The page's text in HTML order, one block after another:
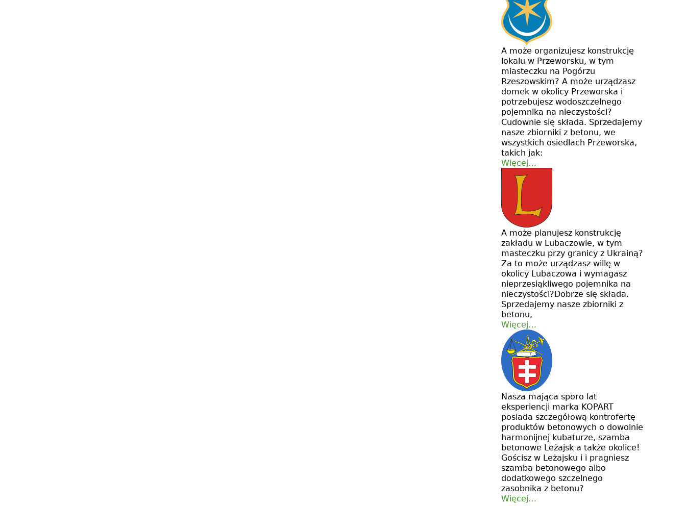
A może organizujesz konstrukcję
lokalu w Przeworsku, w tym
miasteczku na Pogórzu
Rzeszowskim? A może urządzasz
domek w okolicy Przeworska i
potrzebujesz wodoszczelnego
pojemnika na nieczystości?
Cudownie się składa. Sprzedajemy
nasze zbiorniki z betonu, we
wszystkich osiedlach Przeworska,
takich jak:
Więcej…
A może planujesz konstrukcję
zakładu w Lubaczowie, w tym
masteczku przy granicy z Ukrainą?
Za to może urządzasz willę w
okolicy Lubaczowa i wymagasz
nieprzesiąkliwego pojemnika na
nieczystości?Dobrze się składa.
Sprzedajemy nasze zbiorniki z
betonu,
Więcej…
Nasza mająca sporo lat
eksperiencji marka KOPART
posiada szczegółową kontrofertę
produktów betonowych o dowolnie
harmonijnej kubaturze, szamba
betonowe Leżajsk a także okolice!
Gościsz w Leżajsku i i pragniesz
szamba betonowego albo
dodatkowego szczelnego
zasobnika z betonu?
Więcej…